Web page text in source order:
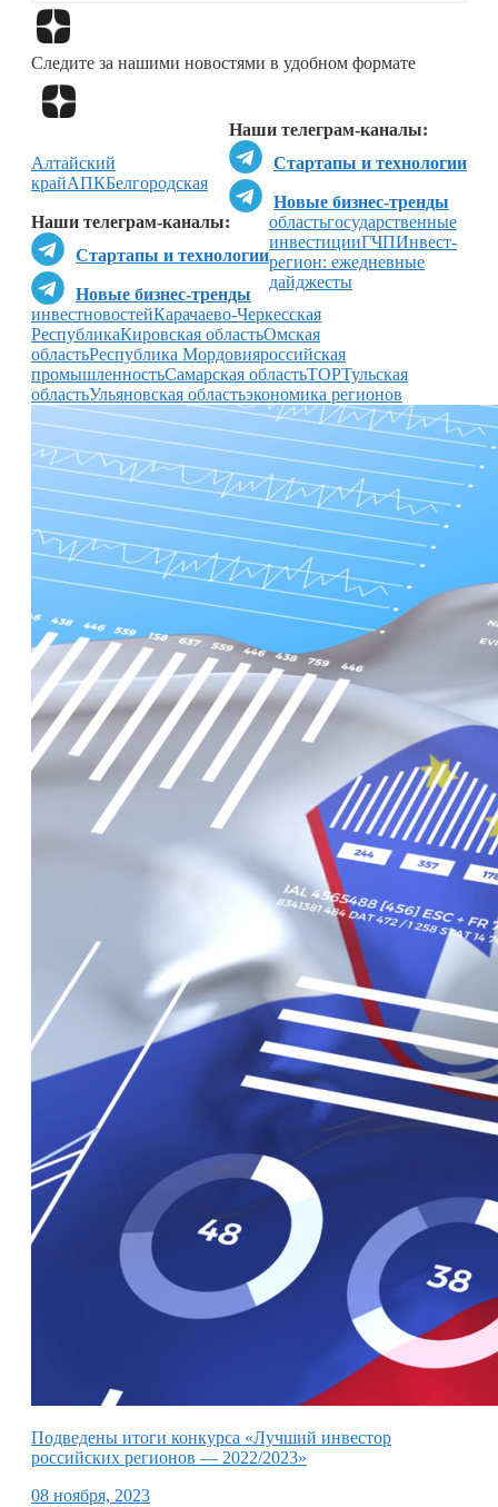
Следите за нашими новостями в удобном формате
Наши телеграм-каналы:
Стартапы и технологии
Новые бизнес-тренды
Наши телеграм-каналы:
Стартапы и технологии
Новые бизнес-тренды
Алтайский
крайАПКБелгородcкая
областьгосударственные
инвестицииГЧПИнвест-
регион: ежедневные
дайджесты
инвестновостейКарачаево-Черкесская
РеспубликаКировская областьОмская
областьРеспублика Мордовияроссийская
промышленностьСамарская областьТОРТульская
областьУльяновская областьэкономика регионов
Подведены итоги конкурса «Лучший инвестор
российских регионов — 2022/2023»
08 ноября, 2023